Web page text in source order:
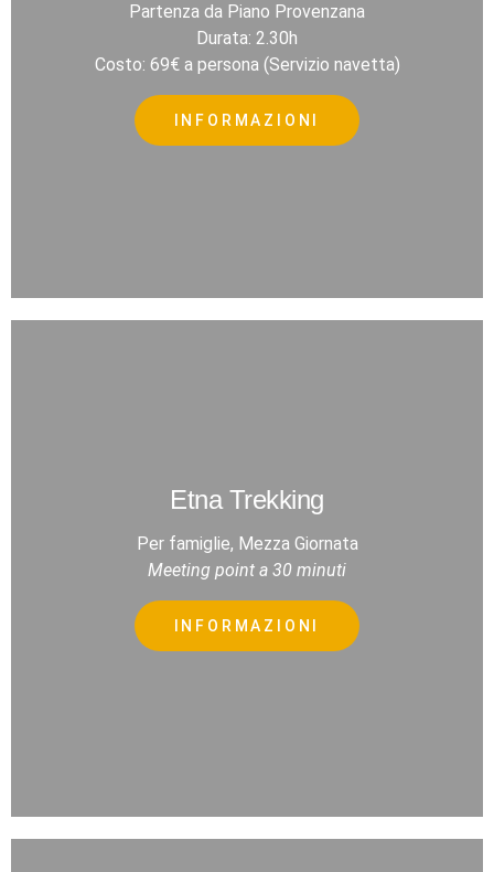
Partenza da Piano Provenzana
Durata: 2.30h
Costo: 69€ a persona (Servizio navetta)
INFORMAZIONI
Etna Trekking
Per famiglie, Mezza Giornata
Meeting point a 30 minuti
INFORMAZIONI